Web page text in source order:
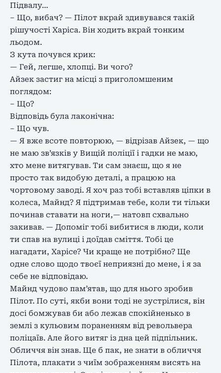
Підвалу…
– Що, вибач? — Пілот вкрай здивувався такій
рішучості Харіса. Він ходить вкрай тонким
льодом.
З кута почувся крик:
— Гей, легше, хлопці. Ви чого?
Айзек застиг на місці з приголомшеним
поглядом:
– Що?
Відповідь була лаконічна:
– Що чув.
— Я вже всоте повторюю, — відрізав Айзек, — що
не маю зв’язків у Вищій поліції і гадки не маю,
хто мене витягував. Ти сам знаєш, що я не
просто так видобую деталі, а працюю на
чортовому заводі. Я хоч раз тобі вставляв ціпки в
колеса, Майнд? Я підтримав тебе, коли ти тільки
починав ставати на ноги,— натовп схвально
закивав. — Допоміг тобі вибитися в люди, коли
ти спав на вулиці і доїдав сміття. Тобі це
нагадати, Харісе? Чи краще не потрібно? Ще
одне слово щодо твоєї неприязні до мене, і я за
себе не відповідаю.
Майнд чудово пам’ятав, що для нього зробив
Пілот. По суті, якби вони тоді не зустрілися, він
досі бомжував би або лежав спокійненько в
землі з кульовим пораненням від револьвера
поліцаїв. Але його витяг із дна цей підпільник.
Обличчя він знав. Ще б пак, не знати в обличчя
Пілота, плакати з чиїм зображенням висять на